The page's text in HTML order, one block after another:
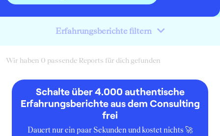
Erfahrungsberichte filtern
Wir haben 0 passende Reports für dich gefunden
Schalte über 4.000 authentische
Erfahrungsberichte aus dem Consulting
frei
Dauert nur ein paar Sekunden und kostet nichts 🚀